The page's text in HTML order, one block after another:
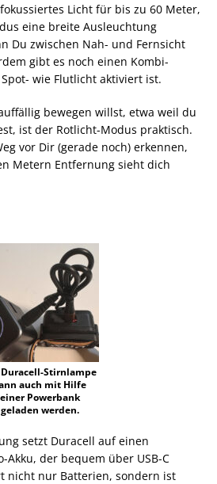
Licht für bis zu 60 Meter,
eine breite Ausleuchtung
Du zwischen Nah- und Fernsicht
gibt es noch einen Kombi-
wie Flutlicht aktiviert ist.
bewegen willst, etwa weil du
ist der Rotlicht-Modus praktisch.
vor Dir (gerade noch) erkennen,
Metern Entfernung sieht dich
Duracell-Stirnlampe
auch mit Hilfe
einer Powerbank
geladen werden.
setzt Duracell auf einen
Akku, der bequem über USB-C
nicht nur Batterien, sondern ist